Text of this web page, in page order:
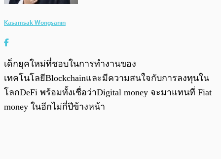
Kasamsak Wongsanin
เด็กยุคใหม่ที่ชอบในการทำงานของ
เทคโนโลยีBlockchainและมีความสนใจกับการลงทุนใน
โลกDeFi พร้อมทั้งเชื่อว่าDigital money จะมาแทนที่ Fiat
money ในอีกไม่กี่ปีข้างหน้า